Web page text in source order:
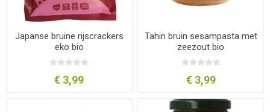
Japanse bruine rijscrackers
eko bio
€ 3,99
Tahin bruin sesampasta met
zeezout bio
€ 3,99